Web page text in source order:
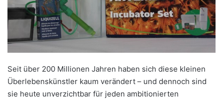
Seit über 200 Millionen Jahren haben sich diese kleinen
Überlebenskünstler kaum verändert – und dennoch sind
sie heute unverzichtbar für jeden ambitionierten